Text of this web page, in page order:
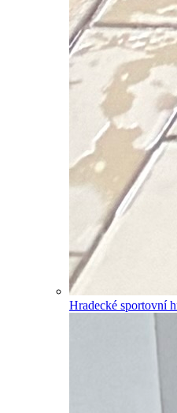
Hradecké sportovní